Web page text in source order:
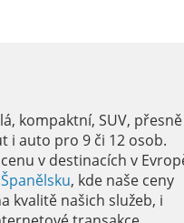
kompaktní, SUV, přesně
i auto pro 9 či 12 osob.
v destinacích v
Španělsku, kde naše ceny
kvalitě našich služeb, i